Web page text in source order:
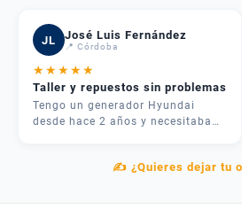
JL José Luis Fernández
📍 Córdoba
★★★★★
Taller y repuestos sin problemas
Tengo un generador Hyundai
desde hace 2 años y necesitaba
claro y en 3 días lo tenía como
✍️ ¿Quieres dejar tu